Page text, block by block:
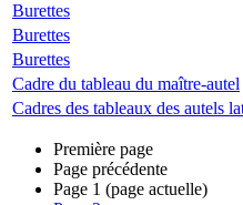
Burettes
Burettes
Burettes
Cadre du tableau du maître-autel
Cadres des tableaux des autels
Première page
Page précédente
Page 1 (page actuelle)